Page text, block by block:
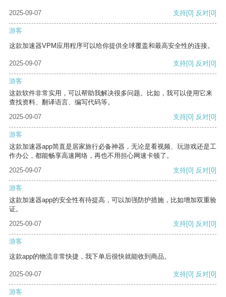
2025-09-07 支持[0] 反对[0]
游客
这款加速器VPM应用程序可以给你提供全球覆盖和最高安全性的连接。
2025-09-07 支持[0] 反对[0]
游客
这款软件非常实用，可以帮助我解决很多问题。比如，我可以使用它来
查找资料、翻译语言、编写代码等。
2025-09-07
支持[0] 反对[0]
游客
这款加速器app简直是居家旅行必备神器，无论是看视频、玩游戏还是工
作办公，都能畅享高速网络，再也不用担心网速卡顿了。
2025-09-07
支持[0] 反对[0]
游客
这款加速器app的安全性有待提高，可以加强防护措施，比如增加双重验
证。
2025-09-07
支持[0] 反对[0]
游客
这款app的物流非常快捷，我下单后很快就能收到商品。
2025-09-07 支持[0] 反对[0]
游客